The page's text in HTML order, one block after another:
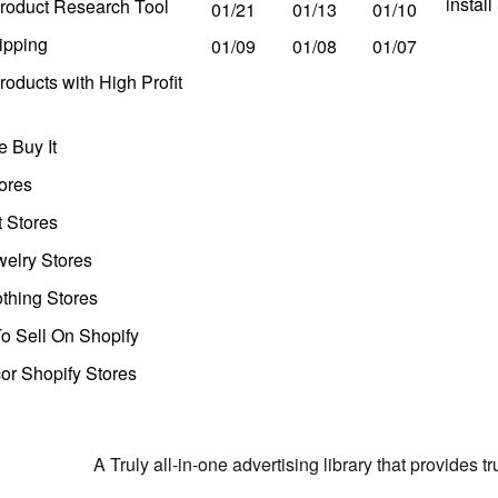
Research Tool
with High Profit
Buy It
Stores
Stores
Stores
Sell On Shopify
Shopify Stores
01/21 01/13
01/10
01/09
01/08 01/07
A Truly all-in-one advertising library that provides